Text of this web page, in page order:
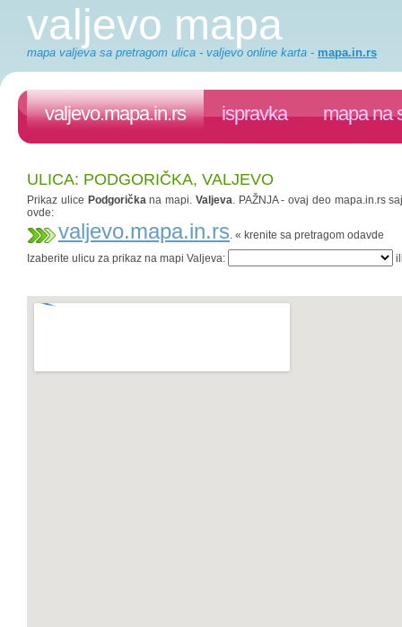
valjevo mapa
mapa valjeva sa pretragom ulica - valjevo online karta - mapa.in.rs
valjevo.mapa.in.rs ispravka mapa na
ULICA: PODGORIČKA, VALJEVO
Prikaz ulice Podgoričkana mapi. Valjeva. PAŽNJA - ovaj deo mapa.in.rs
ovde:
valjevo.mapa.in.rs. « krenite sa pretragom odavde
Izaberite ulicu za prikaz na mapi Valjeva: